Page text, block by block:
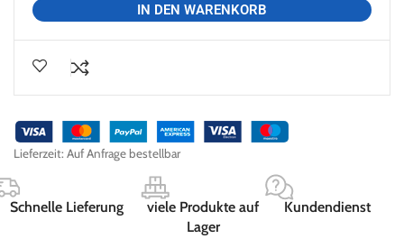
IN DEN WARENKORB
Lieferzeit: Auf Anfrage bestellbar
Schnelle Lieferung
viele Produkte auf
Lager
Kundendienst